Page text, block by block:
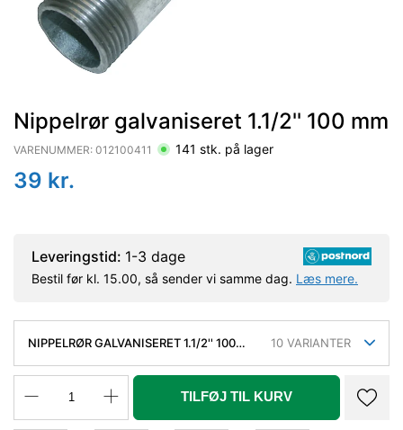
Nippelrør galvaniseret 1.1/2'' 100 mm
VARENUMMER: 012100411 141 stk. på lager
39 kr.
Leveringstid: 1-3 dage
Bestil før kl. 15.00, så sender vi samme dag. Læs mere.
NIPPELRØR GALVANISERET 1.1/2'' 100
10 VARIANTER
TILFØJ TIL KURV